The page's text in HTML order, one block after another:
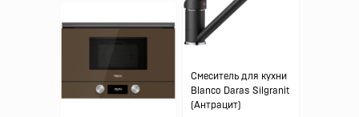
Смеситель для кухни
Blanco Daras Silgranit
(Антрацит)